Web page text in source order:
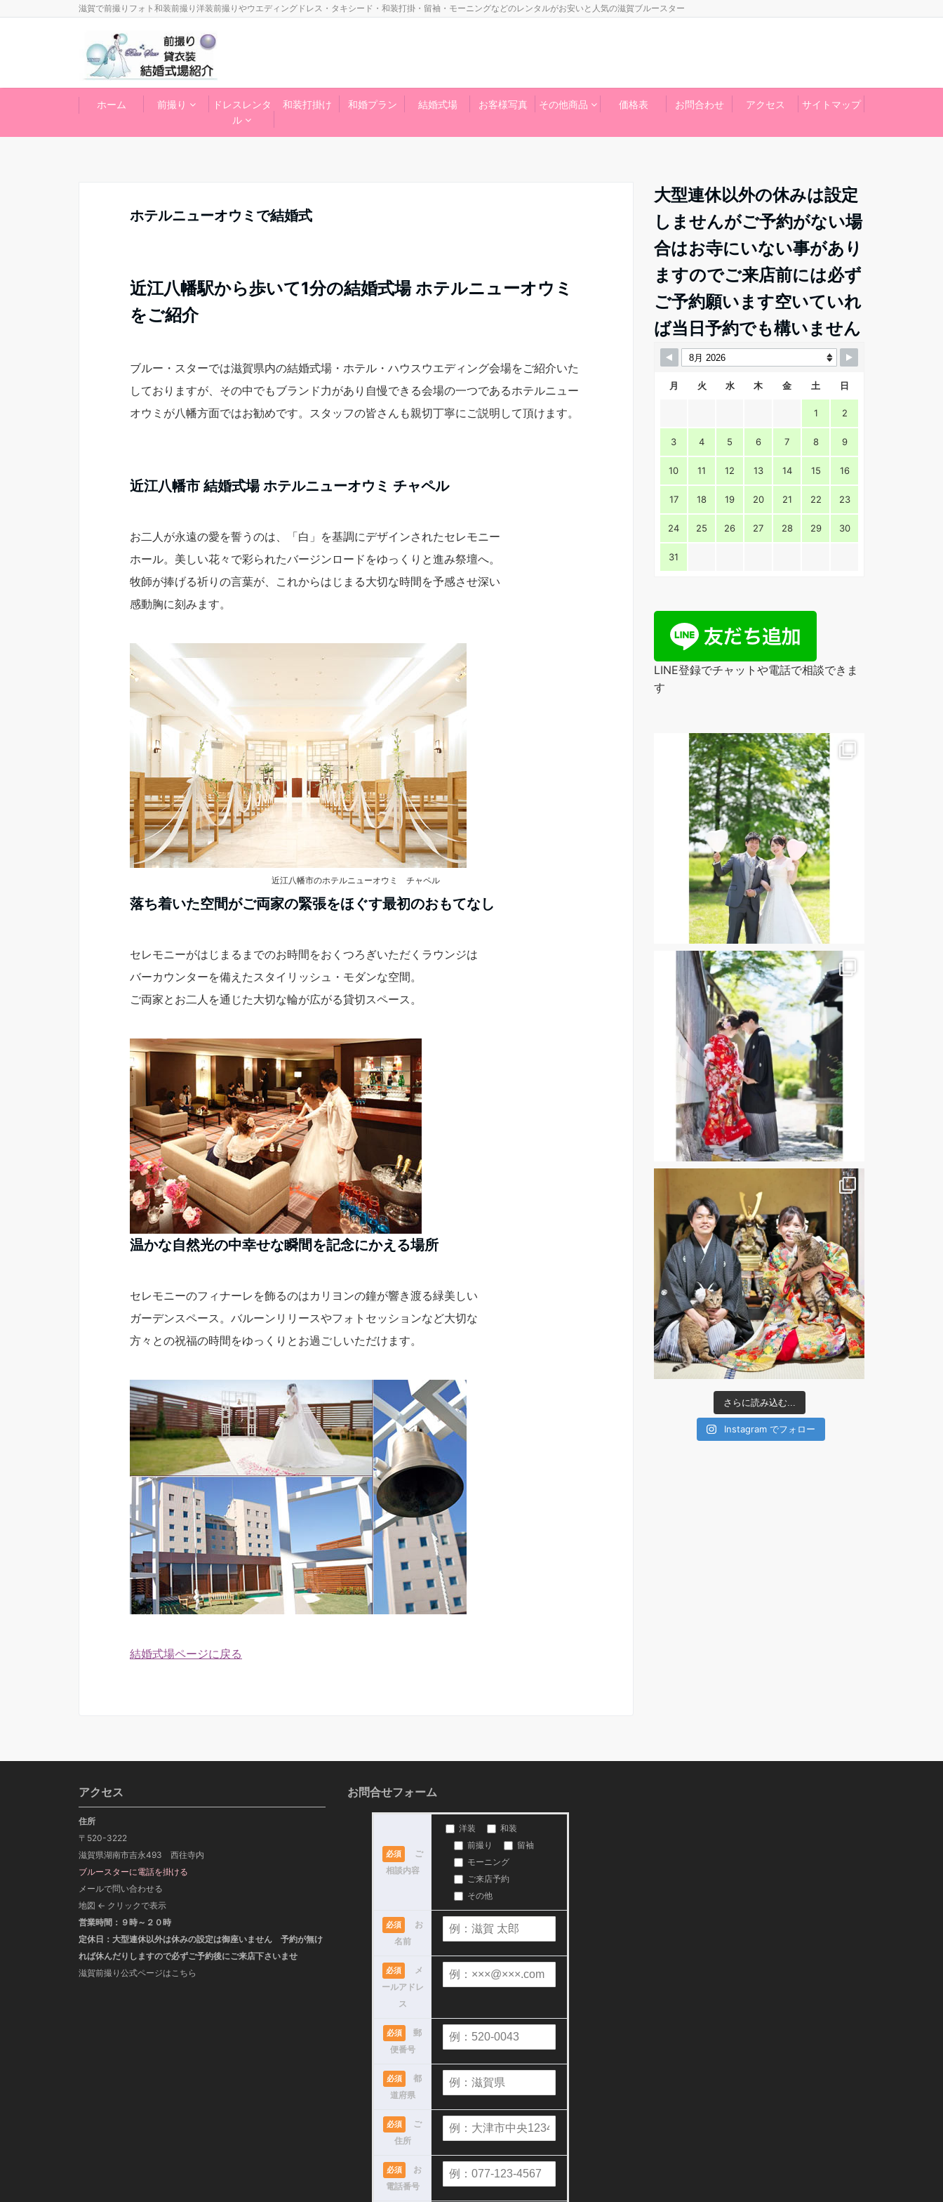
滋賀で前撮りフォト和装前撮り洋装前撮りやウエディングドレス・タキシード・和装打掛・留袖・モーニングなどのレンタルがお安いと人気の滋賀ブルースター
ホーム 前撮り
ドレスレンタ
ル
和装打掛け 和婚プラン 結婚式場 お客様写真 その他商品 価格表 お問合わせ アクセス サイトマップ
ホテルニューオウミで結婚式
近江八幡駅から歩いて1分の結婚式場 ホテルニューオウミ
をご紹介
ブルー・スターでは滋賀県内の結婚式場・ホテル・ハウスウエディング会場をご紹介いた
しておりますが、その中でもブランド力があり自慢できる会場の一つであるホテルニュー
オウミが八幡方面ではお勧めです。スタッフの皆さんも親切丁寧にご説明して頂けます。
近江八幡市 結婚式場 ホテルニューオウミ チャペル
お二人が永遠の愛を誓うのは、「白」を基調にデザインされたセレモニー
ホール。美しい花々で彩られたバージンロードをゆっくりと進み祭壇へ。
牧師が捧げる祈りの言葉が、これからはじまる大切な時間を予感させ深い
感動胸に刻みます。
近江八幡市のホテルニューオウミ チャペル
落ち着いた空間がご両家の緊張をほぐす最初のおもてなし
セレモニーがはじまるまでのお時間をおくつろぎいただくラウンジは
バーカウンターを備えたスタイリッシュ・モダンな空間。
ご両家とお二人を通じた大切な輪が広がる貸切スペース。
温かな自然光の中幸せな瞬間を記念にかえる場所
セレモニーのフィナーレを飾るのはカリヨンの鐘が響き渡る緑美しい
ガーデンスペース。バルーンリリースやフォトセッションなど大切な
方々との祝福の時間をゆっくりとお過ごしいただけます。
結婚式場ページに戻る
大型連休以外の休みは設定
しませんがご予約がない場
合はお寺にいない事があり
ますのでご来店前には必ず
ご予約願います空いていれ
ば当日予約でも構いません
月 火 水 木 金 土 日
1 2
3 4 5 6 7 8 9
10 11 12 13 14 15 16
17 18 19 20 21 22 23
24 25 26 27 28 29 30
31
LINE登録でチャットや電話で相談できま
す
さらに読み込む...
Instagram でフォロー
アクセス
住所
〒520-3222
滋賀県湖南市吉永493 西往寺内
ブルースターに電話を掛ける
メールで問い合わせる
地図 ← クリックで表示
営業時間：９時～２０時
定休日：大型連休以外は休みの設定は御座いません 予約が無け
れば休んだりしますので必ずご予約後にご来店下さいませ
滋賀前撮り公式ページはこちら
お問合せフォーム
必須
ご
相談内容
洋装
和装
前撮り
留袖
モーニング
ご来店予約
その他
必須
お
名前
必須
メ
ールアドレ
ス
必須
郵
便番号
必須
都
道府県
必須
ご
住所
必須
お
電話番号